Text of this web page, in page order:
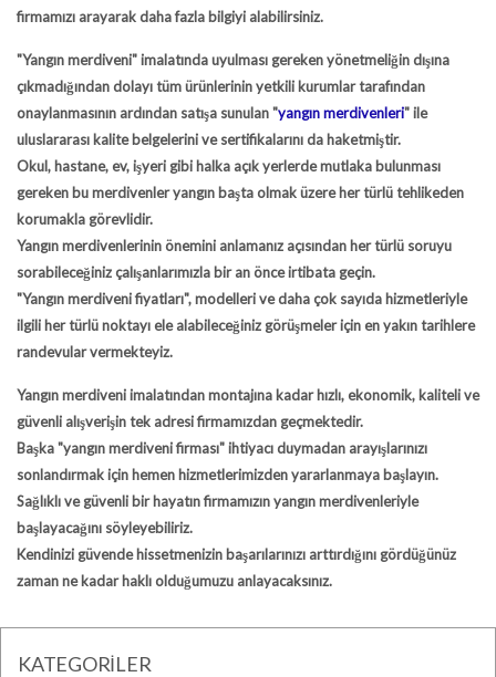
firmamızı arayarak daha fazla bilgiyi alabilirsiniz.
"Yangın merdiveni"imalatında uyulması gereken yönetmeliğin dışına
çıkmadığından dolayı tüm ürünlerinin yetkili kurumlar tarafından
onaylanmasının ardından satışa sunulan"yangın merdivenleri"ile
uluslararası kalite belgelerini ve sertifikalarını da haketmiştir.
Okul, hastane, ev, işyeri gibi halka açık yerlerde mutlaka bulunması
gereken bu merdivenler yangın başta olmak üzere her türlü tehlikeden
korumakla görevlidir.
Yangın merdivenlerinin önemini anlamanız açısından her türlü soruyu
sorabileceğiniz çalışanlarımızla bir an önce irtibata geçin.
"Yangın merdiveni fiyatları",modelleri ve daha çok sayıda hizmetleriyle
ilgili her türlü noktayı ele alabileceğiniz görüşmeler için en yakın tarihlere
randevular vermekteyiz.
Yangın merdiveni imalatından montajına kadar hızlı, ekonomik, kaliteli ve
güvenli alışverişin tek adresi firmamızdan geçmektedir.
Başka"yangın merdiveni firması"ihtiyacı duymadan arayışlarınızı
sonlandırmak için hemen hizmetlerimizden yararlanmaya başlayın.
Sağlıklı ve güvenli bir hayatın firmamızın yangın merdivenleriyle
başlayacağını söyleyebiliriz.
Kendinizi güvende hissetmenizin başarılarınızı arttırdığını gördüğünüz
zaman ne kadar haklı olduğumuzu anlayacaksınız.
KATEGORİLER